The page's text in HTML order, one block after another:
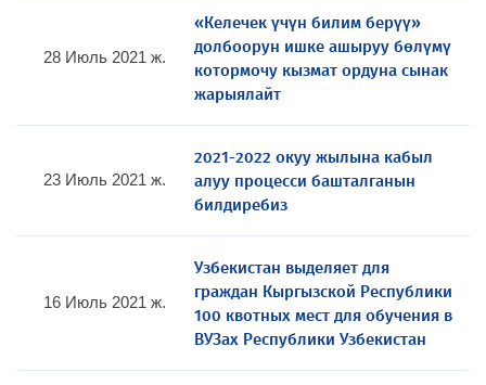
28 Июль 2021 ж.
«Келечек үчүн билим берүү»
долбоорун ишке ашыруу бөлүмү
котормочу кызмат ордуна сынак
жарыялайт
23 Июль 2021 ж.
2021-2022 окуу жылына кабыл
алуу процесси башталганын
билдиребиз
16 Июль 2021 ж.
Узбекистан выделяет для
граждан Кыргызской Республики
100 квотных мест для обучения в
ВУЗах Республики Узбекистан